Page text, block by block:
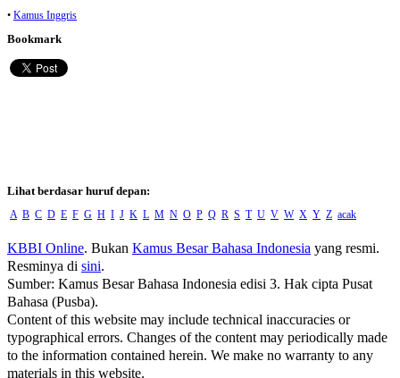
• Kamus Inggris
Bookmark
Lihat berdasar huruf depan:
A B C D E F G H I J K L M N O P Q R S T U V W X Y Z acak
KBBI Online. Bukan Kamus Besar Bahasa Indonesia yang resmi.
Resminya di sini.
Sumber: Kamus Besar Bahasa Indonesia edisi 3. Hak cipta Pusat
Bahasa (Pusba).
Content of this website may include technical inaccuracies or
typographical errors. Changes of the content may periodically made
to the information contained herein. We make no warranty to any
materials in this website.